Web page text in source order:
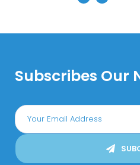
Subscribes Our